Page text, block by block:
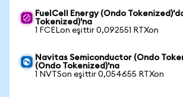
FuelCell Energy (Ondo
Tokenized)'na
1 FCELon eşittir 0,092551 RTXon
Navitas Semiconductor (Ondo
(Ondo Tokenized)'na
1 NVTSon eşittir 0,054655 RTXon